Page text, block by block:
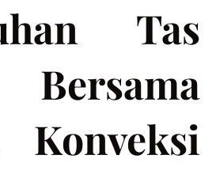
Tas
Konveksi